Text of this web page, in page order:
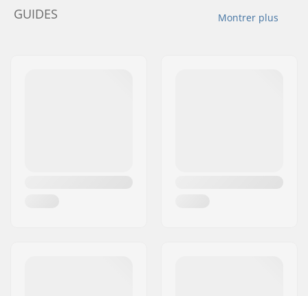
Montrer plus
GUIDES